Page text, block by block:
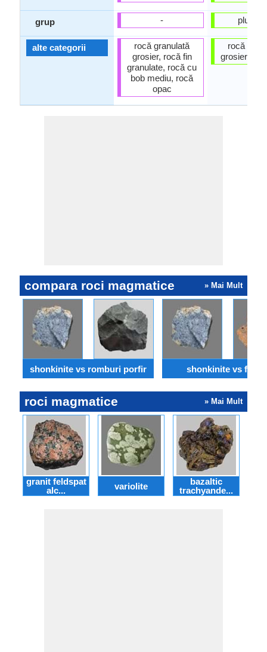
grup
alte categorii
-
rocă granulată
grosier, rocă fin
granulate, rocă cu
bob mediu, rocă
opac
rocă
grosier,
compara roci magmatice » Mai Mult
shonkinite vs romburi porfir shonkinite vs
roci magmatice » Mai Mult
granit feldspat
alc...
variolite
bazaltic
trachyande...